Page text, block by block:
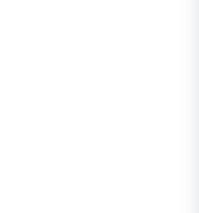
mindretal i Ry